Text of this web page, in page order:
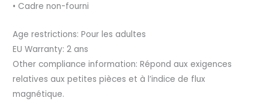
• Cadre non-fourni
Age restrictions: Pour les adultes
EU Warranty: 2 ans
Other compliance information: Répond aux exigences
relatives aux petites pièces et à l’indice de flux
magnétique.